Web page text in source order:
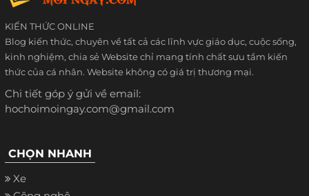
KIẾN THỨC ONLINE
Blog kiến thức, chuyên về tất cả các lĩnh vực giáo dục, cuộc sống,
kinh nghiệm, chia sẻ Website chỉ mang tính chất sưu tầm kiến
thức của cá nhân. Website không có giá trị thương mại.
Chi tiết góp ý gửi về email:
hochoimoingay.com@gmail.com
CHỌN NHANH
Xe